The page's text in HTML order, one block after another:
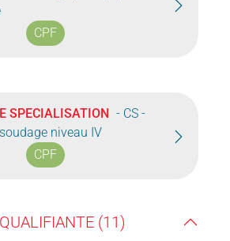
CPF
SPECIALISATION - CS -
niveau IV
CPF
(11)